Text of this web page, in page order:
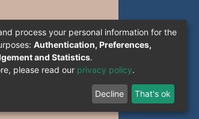
process your personal information for the
Authentication, Preferences,
and Statistics.
please read our privacy policy.
Decline That's ok